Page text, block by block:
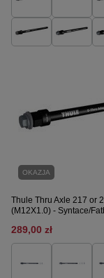
OKAZJA
Thule Thru Axle 217 or
(M12X1.0) - Syntace/
289,00 zł